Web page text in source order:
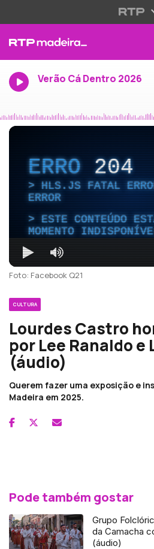
Verão Cá Dentro 2026
ERRO204
HLS.JS FATAL
ERROR
ESTE CONTEÚDO
MOMENTO
Foto: Facebook Q21
CULTURA
Lourdes Castro
por Lee Ranaldo e
(áudio)
Querem fazer uma exposição e
Madeira em 2025.
Pode também gostar
Grupo
da Camacha
(áudio)